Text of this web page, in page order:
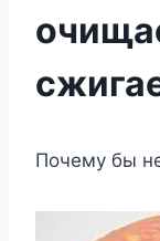
Почему бы